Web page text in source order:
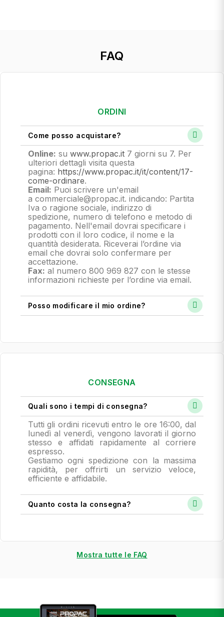
FAQ
ORDINI
Come posso acquistare?
Online: su www.propac.it 7 giorni su 7. Per
ulteriori dettagli visita questa
pagina: https://www.propac.it/it/content/17-
come-ordinare.
Email: Puoi scrivere un'email
a commerciale@propac.it. indicando: Partita
Iva o ragione sociale, indirizzo di
spedizione, numero di telefono e metodo di
pagamento. Nell'email dovrai specificare i
prodotti con il loro codice, il nome e la
quantità desiderata. Riceverai l’ordine via
email che dovrai solo confermare per
accettazione.
Fax: al numero 800 969 827 con le stesse
informazioni richieste per l’ordine via email.
Posso modificare il mio ordine?
CONSEGNA
Quali sono i tempi di consegna?
Tutti gli ordini ricevuti entro le ore 16:00, dal
lunedì al venerdì, vengono lavorati il giorno
stesso e affidati rapidamente al corriere
espresso.
Gestiamo ogni spedizione con la massima
rapidità, per offrirti un servizio veloce,
efficiente e affidabile.
Quanto costa la consegna?
Mostra tutte le FAQ